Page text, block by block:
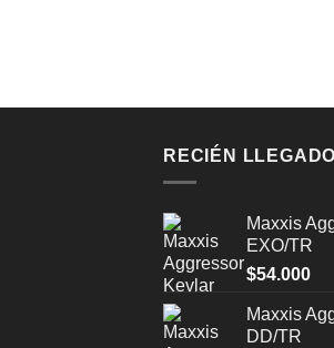
RECIÉN
Maxxis
EXO/TR
$54.000
Maxxis
DD/TR